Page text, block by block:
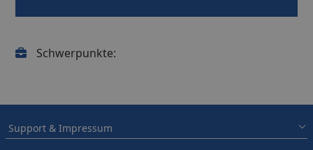
Schwerpunkte:
Support & Impressum